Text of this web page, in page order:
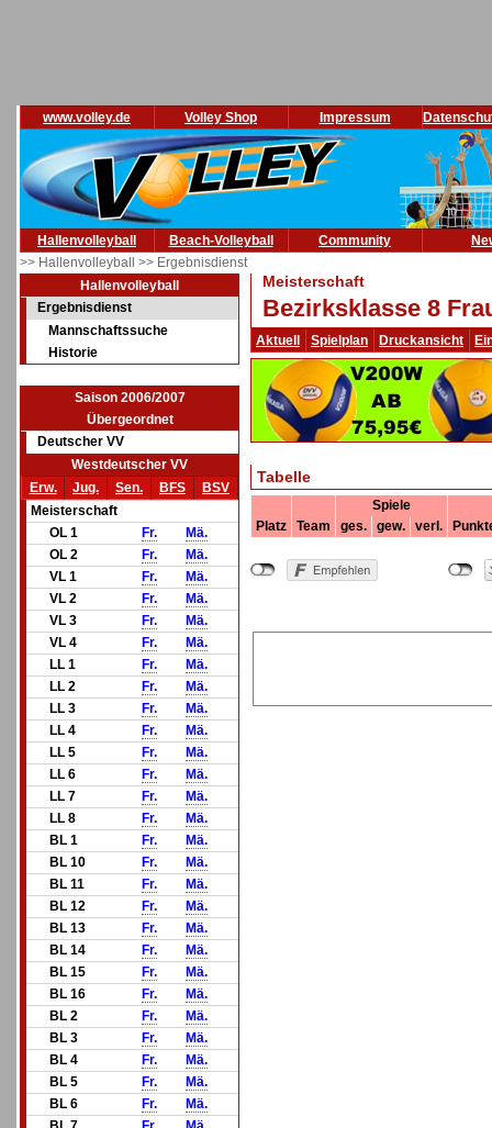
www.volley.de Volley Shop Impressum
Hallenvolleyball Beach-Volleyball Community
>> Hallenvolleyball >> Ergebnisdienst
Hallenvolleyball
Ergebnisdienst
Mannschaftssuche
Historie
Saison 2006/2007
Übergeordnet
Deutscher VV
Westdeutscher VV
Erw.
Jug. Sen. BFS
BSV
Meisterschaft
OL 1
Fr.
Mä.
OL 2
Fr.
Mä.
VL 1
Fr.
Mä.
VL 2
Fr.
Mä.
VL 3
Fr.
Mä.
VL 4
Fr.
Mä.
LL 1
Fr.
Mä.
LL 2
Fr.
Mä.
LL 3
Fr.
Mä.
LL 4
Fr.
Mä.
LL 5
Fr.
Mä.
LL 6
Fr.
Mä.
LL 7
Fr.
Mä.
LL 8
Fr.
Mä.
BL 1
Fr.
Mä.
BL 10
Fr.
Mä.
BL 11
Fr.
Mä.
BL 12
Fr.
Mä.
BL 13
Fr.
Mä.
BL 14
Fr.
Mä.
BL 15
Fr.
Mä.
BL 16
Fr.
Mä.
BL 2
Fr.
Mä.
BL 3
Fr.
Mä.
BL 4
Fr.
Mä.
BL 5
Fr.
Mä.
BL 6
Fr.
Mä.
Meisterschaft
Bezirksklasse 8
Aktuell Spielplan Druckansicht
Tabelle
Spiele
Platz
Team ges. gew. verl.